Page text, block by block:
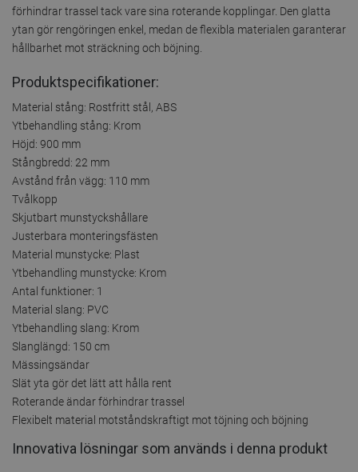
förhindrar trassel tack vare sina roterande kopplingar. Den glatta
ytan gör rengöringen enkel, medan de flexibla materialen garanterar
hållbarhet mot sträckning och böjning.
Produktspecifikationer:
Material stång: Rostfritt stål, ABS
Ytbehandling stång: Krom
Höjd: 900 mm
Stångbredd: 22 mm
Avstånd från vägg: 110 mm
Tvålkopp
Skjutbart munstyckshållare
Justerbara monteringsfästen
Material munstycke: Plast
Ytbehandling munstycke: Krom
Antal funktioner: 1
Material slang: PVC
Ytbehandling slang: Krom
Slanglängd: 150 cm
Mässingsändar
Slät yta gör det lätt att hålla rent
Roterande ändar förhindrar trassel
Flexibelt material motståndskraftigt mot töjning och böjning
Innovativa lösningar som används i denna produkt